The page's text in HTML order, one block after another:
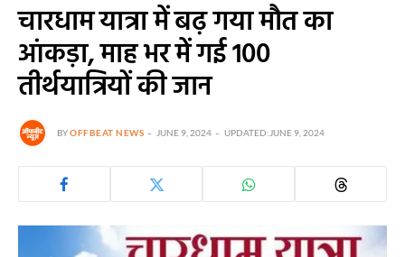
चारधाम यात्रा में बढ़ गया मौत का
आंकड़ा, माह भर में गई 100
तीर्थयात्रियों की जान
BYOFFBEAT NEWS JUNE 9, 2024 UPDATED: JUNE 9, 2024